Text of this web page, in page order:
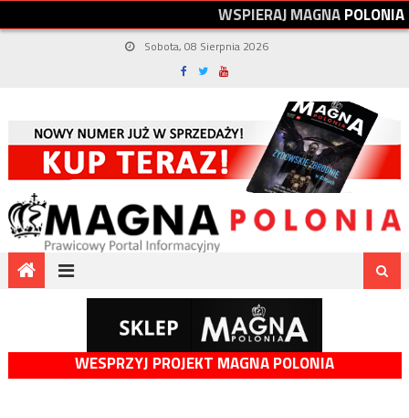
WSPIERAJMAGNAPOLONIA
Sobota, 08 Sierpnia 2026
WESPRZYJ PROJEKT MAGNA POLONIA